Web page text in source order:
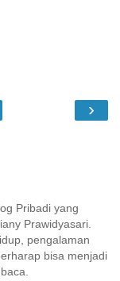
›
Pribadi yang
Prawidyasari.
pengalaman
bisa menjadi